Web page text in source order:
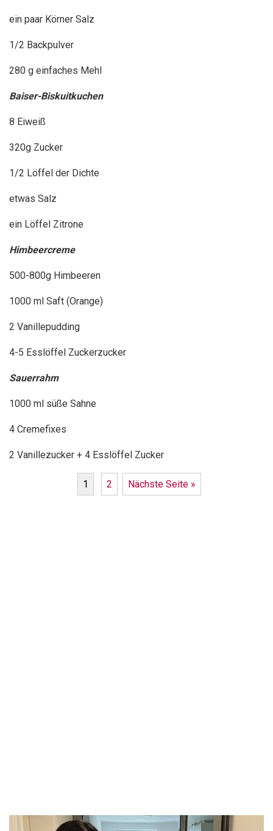
ein paar Körner Salz
1/2 Backpulver
280 g einfaches Mehl
Baiser-Biskuitkuchen
8 Eiweiß
320g Zucker
1/2 Löffel der Dichte
etwas Salz
ein Löffel Zitrone
Himbeercreme
500-800g Himbeeren
1000 ml Saft (Orange)
2 Vanillepudding
4-5 Esslöffel Zuckerzucker
Sauerrahm
1000 ml süße Sahne
4 Cremefixes
2 Vanillezucker + 4 Esslöffel Zucker
1 2 Nächste Seite »